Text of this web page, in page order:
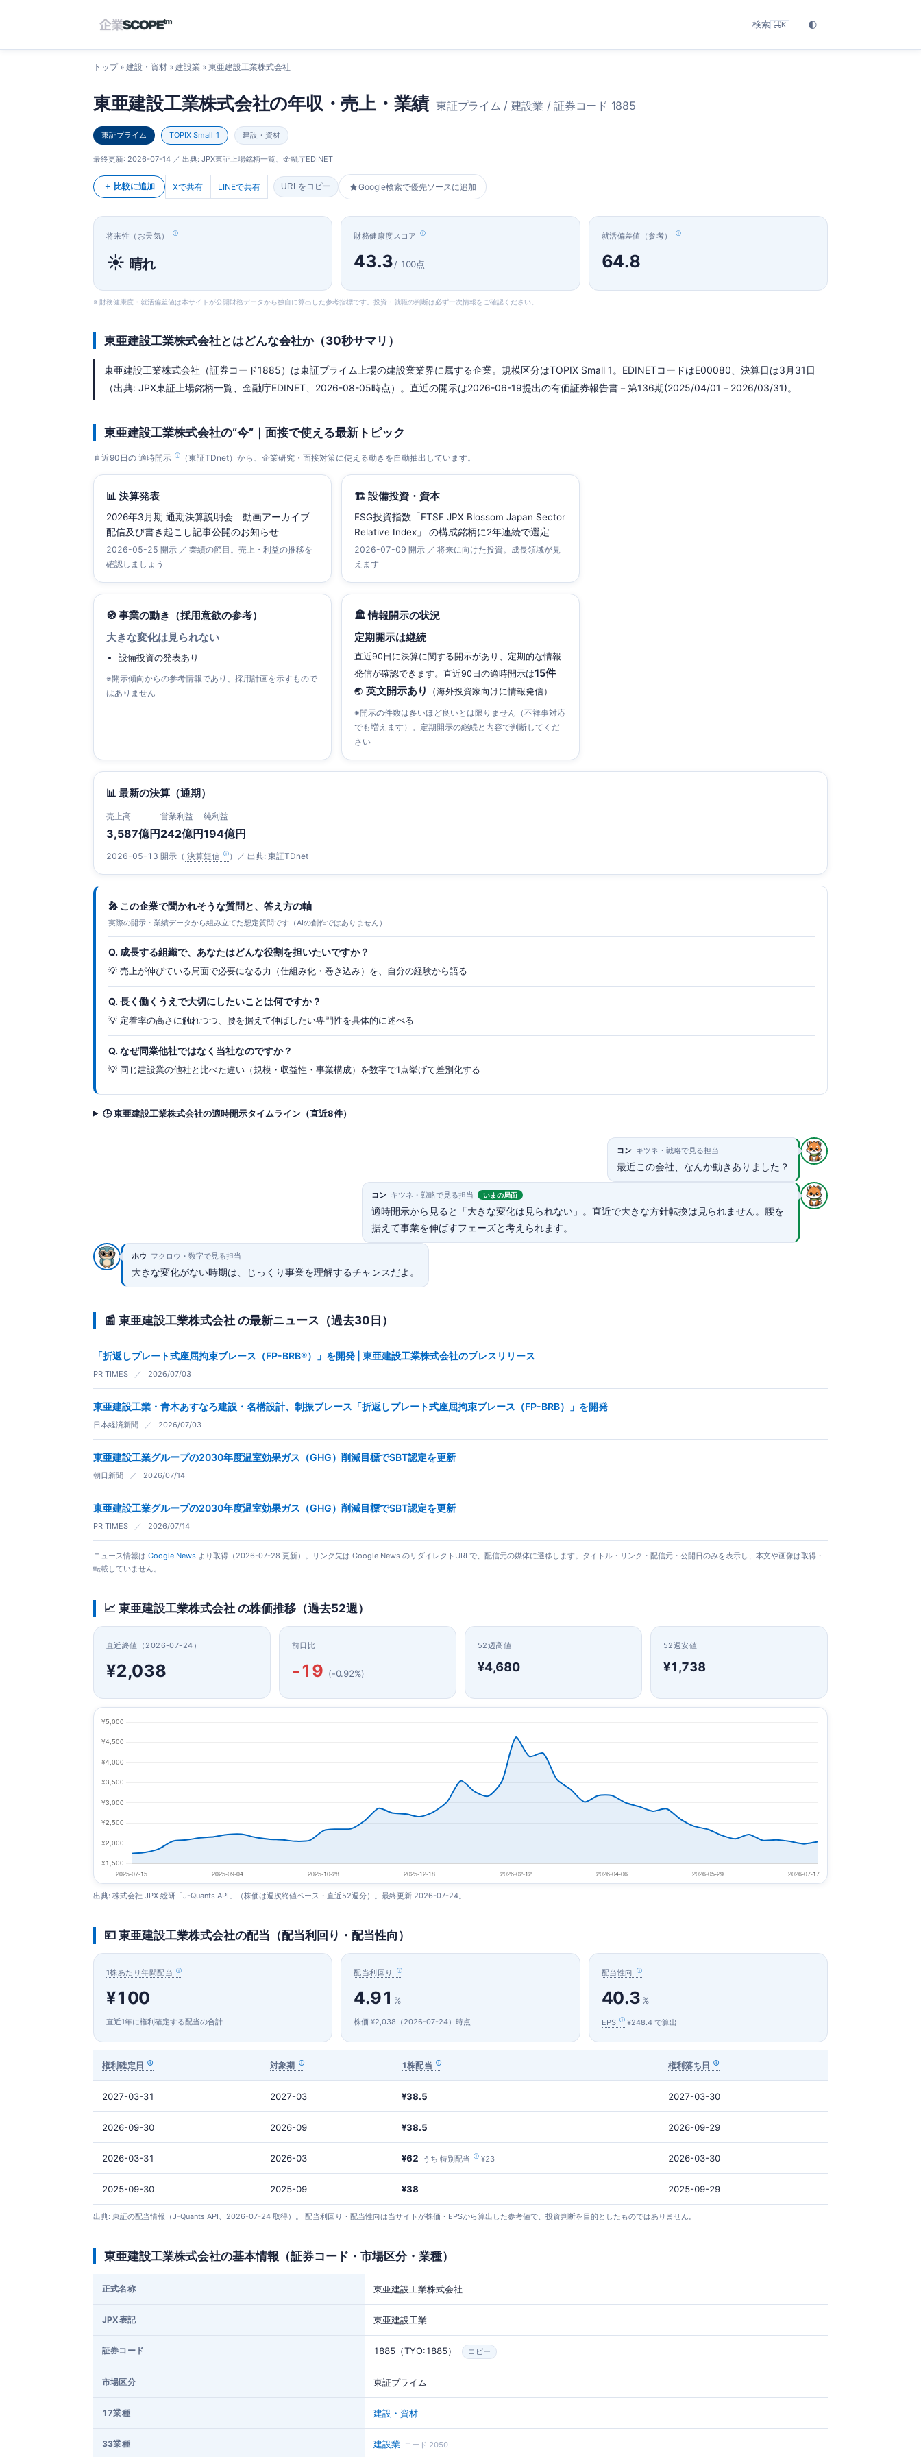
検索 ⌘K 🌓
トップ» 建設・資材 » 建設業 » 東亜建設工業株式会社
東亜建設工業株式会社の年収・売上・業績 東証プライム / 建設業 / 証券コード 1885
東証プライム TOPIX Small 1 建設・資材
最終更新: 2026-07-14 ／ 出典: JPX東証上場銘柄一覧、金融庁EDINET
＋ 比較に追加 Xで共有 LINEで共有 URLをコピー Google検索で優先ソースに追加
将来性（お天気）
☀️ 晴れ
財務健康度スコア
43.3/ 100点
就活偏差値（参考）
64.8
※ 財務健康度・就活偏差値は本サイトが公開財務データから独自に算出した参考指標です。投資・就職の判断は必ず一次情報をご確認ください。
東亜建設工業株式会社とはどんな会社か（30秒サマリ）
東亜建設工業株式会社（証券コード1885）は東証プライム上場の建設業業界に属する企業。規模区分はTOPIX Small 1。EDINETコードはE00080、決算日は3月31日
（出典: JPX東証上場銘柄一覧、金融庁EDINET、2026-08-05時点）。直近の開示は2026-06-19提出の有価証券報告書－第136期(2025/04/01－2026/03/31)。
東亜建設工業株式会社の“今”｜面接で使える最新トピック
直近90日の 適時開示 （東証TDnet）から、企業研究・面接対策に使える動きを自動抽出しています。
📊 決算発表
2026年3月期 通期決算説明会 動画アーカイブ
配信及び書き起こし記事公開のお知らせ
2026-05-25 開示 ／ 業績の節目。売上・利益の推移を
確認しましょう
🏗 設備投資・資本
ESG投資指数「FTSE JPX Blossom Japan Sector
Relative Index」 の構成銘柄に2年連続で選定
2026-07-09 開示 ／ 将来に向けた投資。成長領域が見
えます
🧭 事業の動き（採用意欲の参考）
大きな変化は見られない
設備投資の発表あり
※開示傾向からの参考情報であり、採用計画を示すもので
はありません
🏛 情報開示の状況
定期開示は継続
直近90日に決算に関する開示があり、定期的な情報
発信が確認できます。直近90日の適時開示は15件
🌏 英文開示あり （海外投資家向けに情報発信）
※開示の件数は多いほど良いとは限りません（不祥事対応
でも増えます）。定期開示の継続と内容で判断してくだ
さい
📊 最新の決算（通期）
売上高
3,587億円
営業利益
242億円
純利益
194億円
2026-05-13 開示（ 決算短信 ）／ 出典: 東証TDnet
🎤 この企業で聞かれそうな質問と、答え方の軸
実際の開示・業績データから組み立てた想定質問です（AIの創作ではありません）
Q. 成長する組織で、あなたはどんな役割を担いたいですか？
💡 売上が伸びている局面で必要になる力（仕組み化・巻き込み）を、自分の経験から語る
Q. 長く働くうえで大切にしたいことは何ですか？
💡 定着率の高さに触れつつ、腰を据えて伸ばしたい専門性を具体的に述べる
Q. なぜ同業他社ではなく当社なのですか？
💡 同じ建設業の他社と比べた違い（規模・収益性・事業構成）を数字で1点挙げて差別化する
🕒 東亜建設工業株式会社の適時開示タイムライン（直近8件）
コン キツネ・戦略で見る担当
最近この会社、なんか動きありました？
コン キツネ・戦略で見る担当 いまの局面
適時開示から見ると「大きな変化は見られない」。直近で大きな方針転換は見られません。腰を
据えて事業を伸ばすフェーズと考えられます。
ホウ フクロウ・数字で見る担当
大きな変化がない時期は、じっくり事業を理解するチャンスだよ。
📰 東亜建設工業株式会社 の最新ニュース（過去30日）
「折返しプレート式座屈拘束ブレース（FP-BRB®）」を開発 | 東亜建設工業株式会社のプレスリリース
PR TIMES ／ 2026/07/03
東亜建設工業・青木あすなろ建設・名構設計、制振ブレース「折返しプレート式座屈拘束ブレース（FP-BRB）」を開発
日本経済新聞 ／ 2026/07/03
東亜建設工業グループの2030年度温室効果ガス（GHG）削減目標でSBT認定を更新
朝日新聞 ／ 2026/07/14
東亜建設工業グループの2030年度温室効果ガス（GHG）削減目標でSBT認定を更新
PR TIMES ／ 2026/07/14
ニュース情報は Google News より取得（2026-07-28 更新）。リンク先は Google News のリダイレクトURLで、配信元の媒体に遷移します。タイトル・リンク・配信元・公開日のみを表示し、本文や画像は取得・
転載していません。
📈 東亜建設工業株式会社 の株価推移（過去52週）
直近終値（2026-07-24）
¥2,038
前日比
-19 (-0.92%)
52週高値
¥4,680
52週安値
¥1,738
出典: 株式会社 JPX 総研「J-Quants API」（株価は週次終値ベース・直近52週分）。最終更新 2026-07-24。
💴 東亜建設工業株式会社の配当（配当利回り・配当性向）
1株あたり年間配当
¥100
直近1年に権利確定する配当の合計
配当利回り
4.91 %
株価 ¥2,038（2026-07-24）時点
配当性向
40.3 %
EPS ¥248.4 で算出
権利確定日 対象期 1株配当 権利落ち日
2027-03-31 2027-03 ¥38.5 2027-03-30
2026-09-30 2026-09 ¥38.5 2026-09-29
2026-03-31 2026-03 ¥62 うち 特別配当 ¥23 2026-03-30
2025-09-30 2025-09 ¥38 2025-09-29
出典: 東証の配当情報（J-Quants API、2026-07-24 取得）。 配当利回り・配当性向は当サイトが株価・EPSから算出した参考値で、投資判断を目的としたものではありません。
東亜建設工業株式会社の基本情報（証券コード・市場区分・業種）
正式名称 東亜建設工業株式会社
JPX表記 東亜建設工業
証券コード 1885（TYO:1885） コピー
市場区分 東証プライム
17業種 建設・資材
33業種 建設業 コード 2050